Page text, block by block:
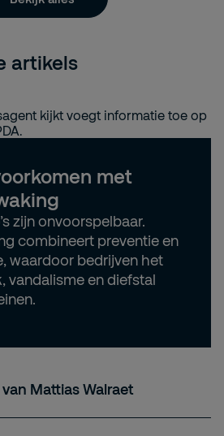
artikels
met
zijn onvoorspelbaar.
combineert preventie en
waardoor bedrijven het
vandalisme en diefstal
Mattias Walraet